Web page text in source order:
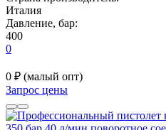
Италия
Давление, бар:
400
0
0 ₽ (малый опт)
Запрос цены